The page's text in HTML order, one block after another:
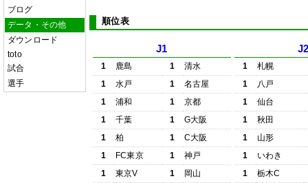
ブログ
データ・その他
ダウンロード
toto
試合
選手
順位表
J1
1 鹿島 1
清水
1
水戸 1
名古屋
1
浦和 1
京都
1
千葉 1
G大阪
1
柏 1
C大阪
1
FC東京 1
神戸
1
東京V 1
岡山
1
札幌
1
八戸
1
仙台
1
秋田
1
山形
1
いわき
1
栃木C